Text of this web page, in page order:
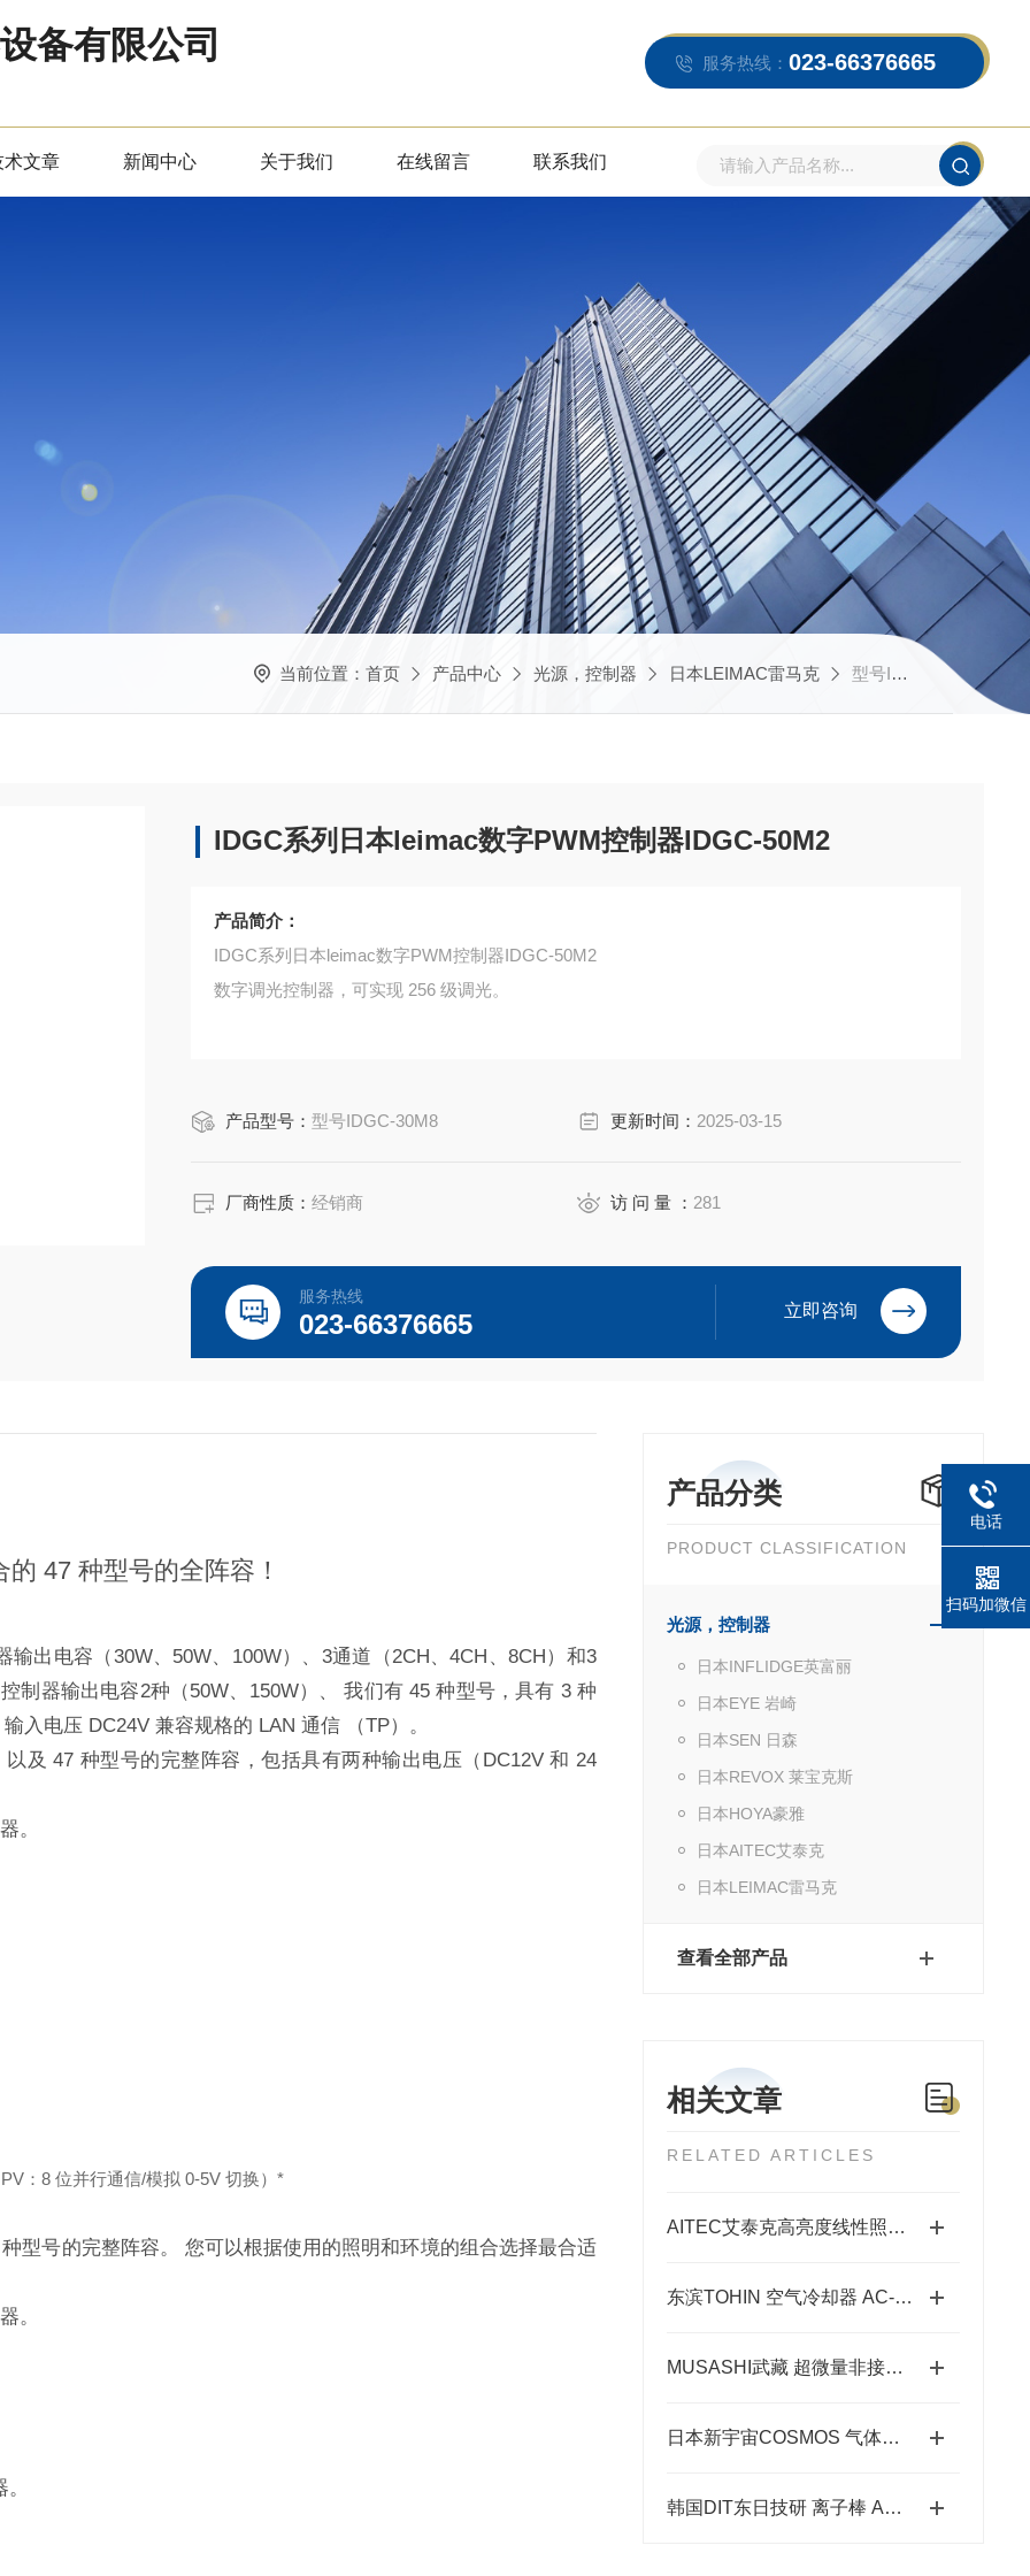
备有限公司 服务热线： 023-66376665
术文章 新闻中心 关于我们 在线留言 联系我们
当前位置： 首页 产品中心 光源，控制器 日本LEIMAC雷马克 型号IDGC-30M8IDGC系列日本leimac数字PWM控制器IDGC-50M2
IDGC系列日本leimac数字PWM控制器IDGC-50M2
产品简介：
IDGC系列日本leimac数字PWM控制器IDGC-50M2
数字调光控制器，可实现 256 级调光。
产品型号：型号IDGC-30M8 更新时间： 2025-03-15
厂商性质：经销商 访 问 量 ： 281
服务热线
023-66376665 立即咨询
产品分类
PRODUCT CLASSIFICATION
光源，控制器
日本INFLIDGE英富丽
日本EYE 岩崎
日本SEN 日森
日本REVOX 莱宝克斯
日本HOYA豪雅
日本AITEC艾泰克
日本LEIMAC雷马克
查看全部产品
相关文章
RELATED ARTICLES
AITEC艾泰克高亮度线性照明的作用体现在哪些场景中？
东滨TOHIN 空气冷却器 AC-60 和 AC-60c 的特点
MUSASHI武藏 超微量非接触式点胶机 HyperJet2
日本新宇宙COSMOS 气体检测仪一些小常识!
韩国DIT东日技研 离子棒 ASG-AFU 系列
47 种型号的全阵容！
出电容（30W、50W、100W）、3通道（2CH、4CH、8CH）和3
制器输出电容2种（50W、150W）、 我们有 45 种型号，具有 3 种
入电压 DC24V 兼容规格的 LAN 通信 （TP）。
及 47 种型号的完整阵容，包括具有两种输出电压（DC12V 和 24
。
：8 位并行通信/模拟 0-5V 切换）*
型号的完整阵容。 您可以根据使用的照明和环境的组合选择最合适
。
电话
扫码加微信